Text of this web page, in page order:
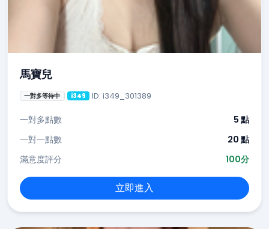
馬寶兒
一對多等待中 i349 ID: i349_301389
一對多點數
5 點
一對一點數
20 點
滿意度評分
100分
立即進入